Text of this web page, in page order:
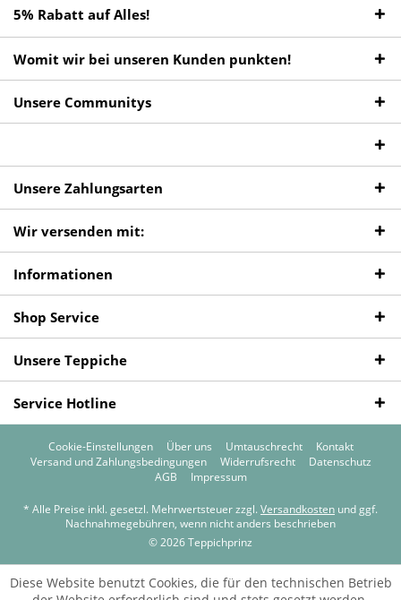
5% Rabatt auf Alles!
Womit wir bei unseren Kunden punkten!
Unsere Communitys
Unsere Zahlungsarten
Wir versenden mit:
Informationen
Shop Service
Unsere Teppiche
Service Hotline
Cookie-Einstellungen Über uns Umtauschrecht
Kontakt
Versand und Zahlungsbedingungen
Widerrufsrecht
Datenschutz
AGB
Impressum
* Alle Preise inkl. gesetzl. Mehrwertsteuer zzgl. Versandkosten und ggf.
Nachnahmegebühren, wenn nicht anders beschrieben
© 2026 Teppichprinz
Diese Website benutzt Cookies, die für den technischen Betrieb